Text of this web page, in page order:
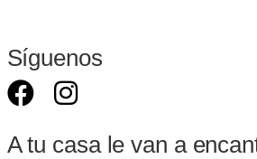
Síguenos
A tu casa le van a